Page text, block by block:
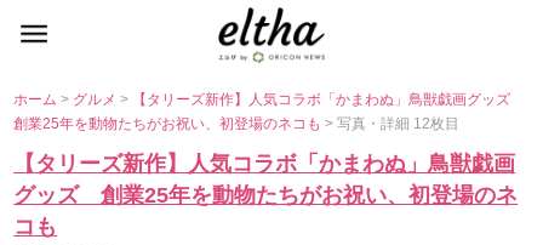
ホーム> グルメ>
【タリーズ新作】人気コラボ「かまわぬ」鳥獣戯画グッズ
創業25年を動物たちがお祝い、初登場のネコも> 写真・詳細 12枚目
【タリーズ新作】人気コラボ「かまわぬ」鳥獣戯画
グッズ 創業25年を動物たちがお祝い、初登場のネ
コも